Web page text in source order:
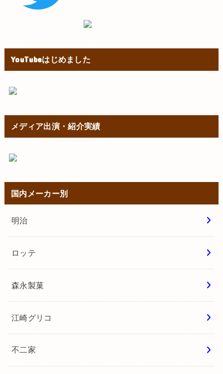
YouTubeはじめました
メディア出演・紹介実績
国内メーカー別
明治
ロッテ
森永製菓
江崎グリコ
不二家